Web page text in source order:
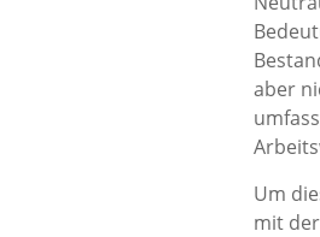
aber
Um
mit